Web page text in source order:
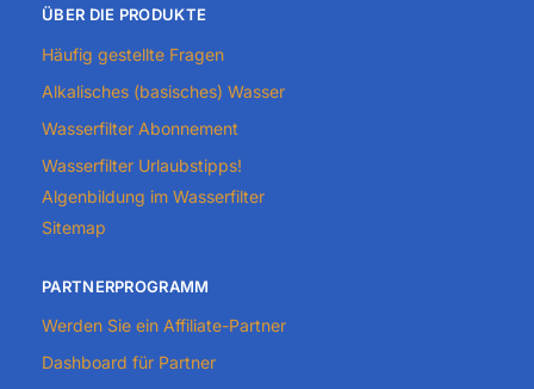
ÜBER DIE PRODUKTE
Häufig gestellte Fragen
Alkalisches (basisches) Wasser
Wasserfilter Abonnement
Wasserfilter Urlaubstipps!
Algenbildung im Wasserfilter
Sitemap
PARTNERPROGRAMM
Werden Sie ein Affiliate-Partner
Dashboard für Partner